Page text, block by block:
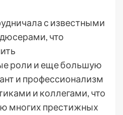
с известными
что
роли и еще большую
и профессионализм
и коллегами, что
многих престижных